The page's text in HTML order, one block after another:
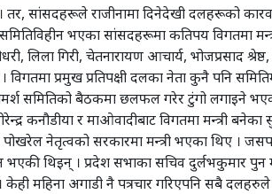
तर, सांसदहरूले राजीनामा दिनेदेखी दलहरूको
भएका सांसदहरूमा कतिपय विगतमा
लिला गिरी, चेतनारायण आचार्य, भोजप्रसाद
प्रमुख प्रतिपक्षी दलका नेता कुनै पनि
समितिको बैठकमा छलफल गरेर टुंगो
कनौडीया र माओवादीबाट विगतमा मन्त्री
पोखरेल नेतृत्वको सरकारमा मन्त्री भएका थिए ।
थिइन् । प्रदेश सभाका सचिव दुर्लभकुमार
महिना अगाडी नै पत्रचार गरिएपनि सबै